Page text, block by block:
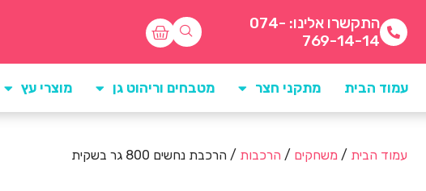
התקשרו אלינו: 074-
769-14-14
עמוד הבית מתקני חצר מטבחים וריהוט גן מוצרי עץ
עמוד הבית / משחקים / הרכבות / הרכבת נחשים 800 גר בשקית